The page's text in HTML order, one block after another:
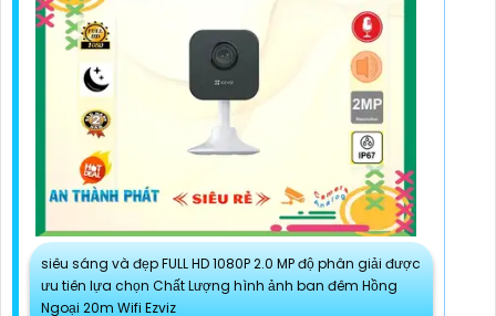
siêu sáng và đẹp FULL HD 1080P 2.0 MP độ phân giải được
ưu tiên lựa chọn Chất Lượng hình ảnh ban đêm Hồng
Ngoại 20m Wifi Ezviz